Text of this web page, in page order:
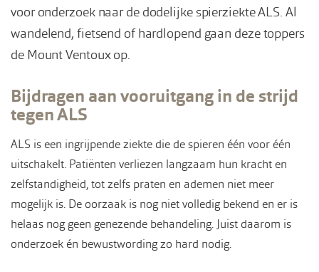
voor onderzoek naar de dodelijke spierziekte ALS. Al
wandelend, fietsend of hardlopend gaan deze toppers
de Mount Ventoux op.
Bijdragen aan vooruitgang in de strijd
tegen ALS
ALS is een ingrijpende ziekte die de spieren één voor één
uitschakelt. Patiënten verliezen langzaam hun kracht en
zelfstandigheid, tot zelfs praten en ademen niet meer
mogelijk is. De oorzaak is nog niet volledig bekend en er is
helaas nog geen genezende behandeling. Juist daarom is
onderzoek én bewustwording zo hard nodig.